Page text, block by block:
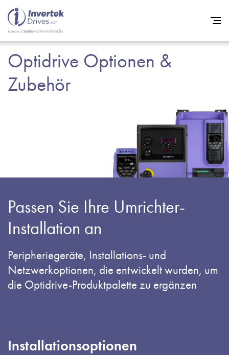
Optidrive Optionen &
Zubehör
Passen Sie Ihre Umrichter-
Installation an
Peripheriegeräte, Installations- und
Netzwerkoptionen, die entwickelt wurden, um
die Optidrive-Produktpalette zu ergänzen
Installationsoptionen
Startseite
Support
Nachhaltigkeit
News
Karriere
Kontakt
iSource